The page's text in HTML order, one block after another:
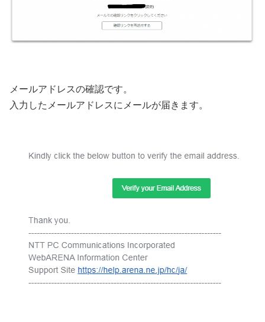
メールアドレスの確認です。
入力したメールアドレスにメールが届きます。